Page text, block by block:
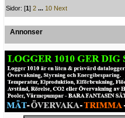
Sidor: [1]2 ... 10 Next
Annonser